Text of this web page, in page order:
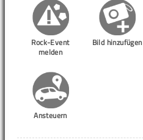
Rock-Event
melden
Bild hinzufügen
Ansteuern